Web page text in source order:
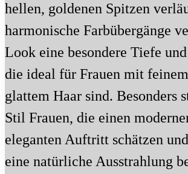
hellen, goldenen Spitzen
harmonische Farbübergänge
Look eine besondere Tiefe
die ideal für Frauen mit
glattem Haar sind. Besonders
Stil Frauen, die einen
eleganten Auftritt schätzen
eine natürliche Ausstrahlung